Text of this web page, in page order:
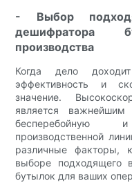
- Выбор
дешифратора
производства
Когда дело
эффективность и
значение.
является важнейшим
бесперебойную
производственной
различные факторы,
выборе подходящего
бутылок для ваших